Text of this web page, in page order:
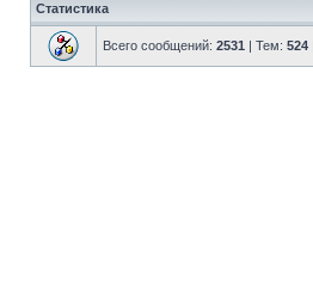
Статистика
Всего сообщений: 2531 | Тем: 524